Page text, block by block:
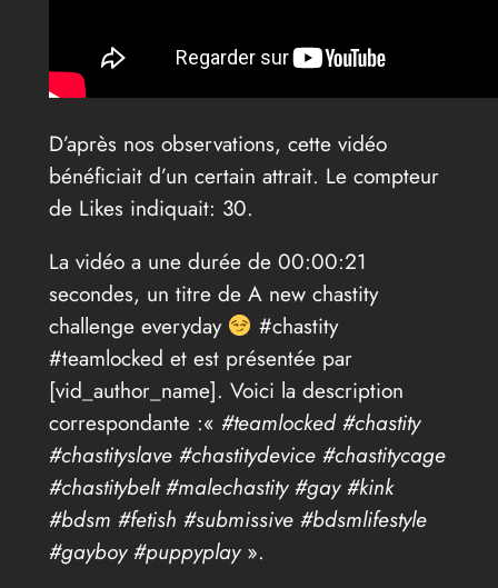
D’après nos observations, cette vidéo
bénéficiait d’un certain attrait. Le compteur
de Likes indiquait: 30.
La vidéo a une durée de 00:00:21
secondes, un titre de A new chastity
challenge everyday
#chastity
#teamlocked et est présentée par
[vid_author_name]. Voici la description
correspondante :« #teamlocked #chastity
#chastityslave #chastitydevice #chastitycage
#chastitybelt #malechastity #gay #kink
#bdsm #fetish #submissive #bdsmlifestyle
#gayboy #puppyplay ».